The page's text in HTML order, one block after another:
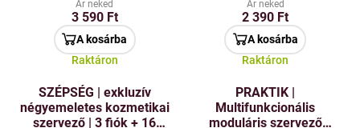
Ár neked
3 590 Ft
A kosárba
Raktáron
Ár neked
2 390 Ft
A kosárba
Raktáron
SZÉPSÉG | exkluzív
négyemeletes kozmetikai
szervező | 3 fiók + 16
PRAKTIK |
Multifunkcionális
moduláris szervező